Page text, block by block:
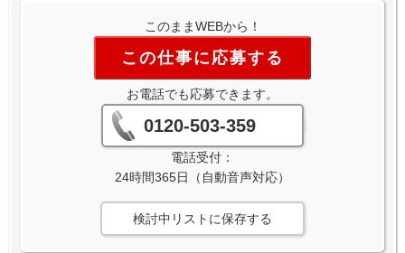
このままWEBから！
この仕事に応募する
お電話でも応募できます。
0120-503-359
電話受付：
24時間365日（自動音声対応）
検討中リストに保存する